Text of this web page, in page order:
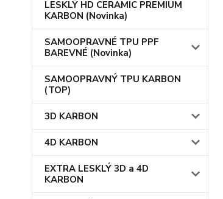
LESKLÝ HD CERAMIC PREMIUM
KARBON (Novinka)
SAMOOPRAVNÉ TPU PPF
BAREVNÉ (Novinka)
SAMOOPRAVNÝ TPU KARBON
(TOP)
3D KARBON
4D KARBON
EXTRA LESKLÝ 3D a 4D
KARBON